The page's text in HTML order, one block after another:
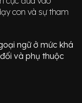
con và sự tham
ngữ ở mứckhá
và phụ thuộc